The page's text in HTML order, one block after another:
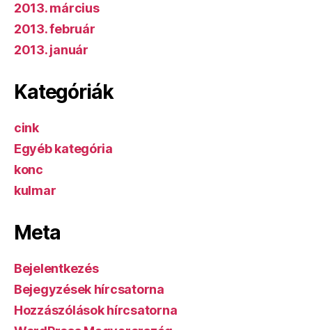
2013. március
2013. február
2013. január
Kategóriák
cink
Egyéb kategória
konc
kulmar
Meta
Bejelentkezés
Bejegyzések hírcsatorna
Hozzászólások hírcsatorna